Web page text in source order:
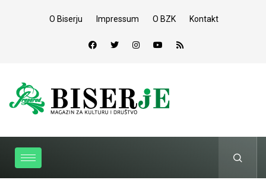
O Biserju Impressum O BZK Kontakt